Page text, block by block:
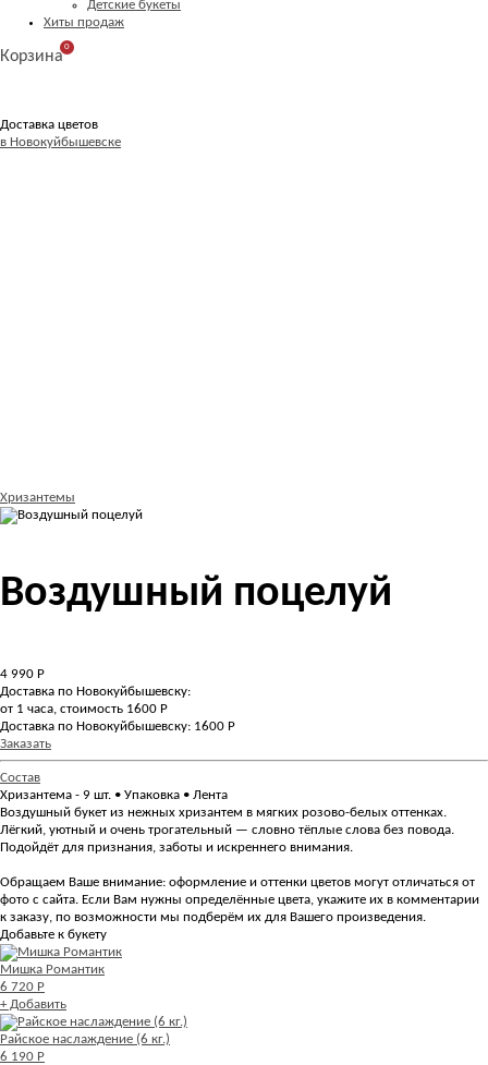
Детские букеты
Хиты продаж
Корзина
0
Доставка цветов
в Новокуйбышевске
Хризантемы
Воздушный поцелуй
4 990 Р
Доставка по Новокуйбышевску:
от 1 часа, стоимость 1600 Р
Доставка по Новокуйбышевску: 1600 Р
Заказать
Состав
Хризантема - 9 шт. • Упаковка • Лента
Воздушный букет из нежных хризантем в мягких розово-белых оттенках.
Лёгкий, уютный и очень трогательный — словно тёплые слова без повода.
Подойдёт для признания, заботы и искреннего внимания.
Обращаем Ваше внимание: оформление и оттенки цветов могут отличаться от
фото с сайта. Если Вам нужны определённые цвета, укажите их в комментарии
к заказу, по возможности мы подберём их для Вашего произведения.
Добавьте к букету
Мишка Романтик
6 720 Р
+ Добавить
Райское наслаждение (6 кг.)
6 190 Р